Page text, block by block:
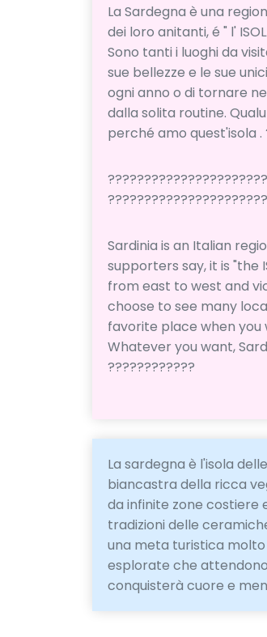
La Sardegna è una
dei loro anitanti, é " l'
Sono tanti i luoghi da
sue bellezze e le sue
ogni anno o di tornare
dalla solita routine.
perché amo quest'isola .
Sardinia is an Italian
supporters say, it is "the
from east to west and
choose to see many
favorite place when
Whatever you want,
????????????
La sardegna è l'isola
biancastra della ricca
da infinite zone costiere
tradizioni delle
una meta turistica
esplorate che
conquisterà cuore e